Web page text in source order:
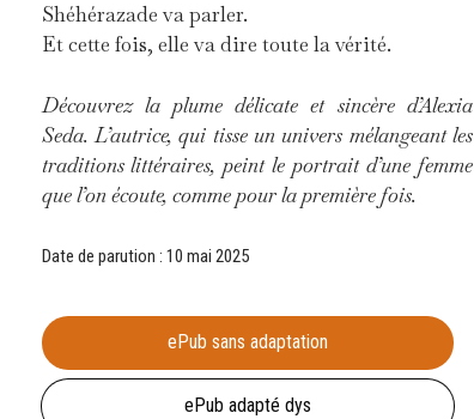
Shéhérazade va parler.
Et cette fois, elle va dire toute la vérité.
Découvrez la plume délicate et sincère d’Alexia
Seda. L’autrice, qui tisse un univers mélangeant les
traditions littéraires, peint le portrait d’une femme
que l’on écoute, comme pour la première fois.
Date de parution : 10 mai 2025
ePub sans adaptation
ePub adapté dys